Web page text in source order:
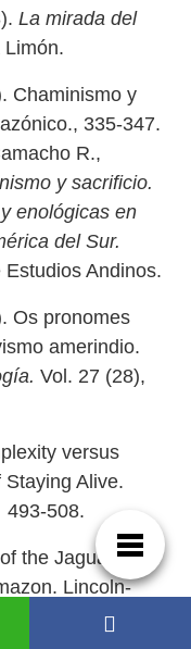
La mirada del
Limón.
Chaminismo y
335-347.
R.,
y sacrificio.
enológicas en
del Sur.
Andinos.
Os pronomes
amerindio.
Vol. 27 (28),
versus
Alive.
493-508.
the Jaguar
Lincoln-
Press.